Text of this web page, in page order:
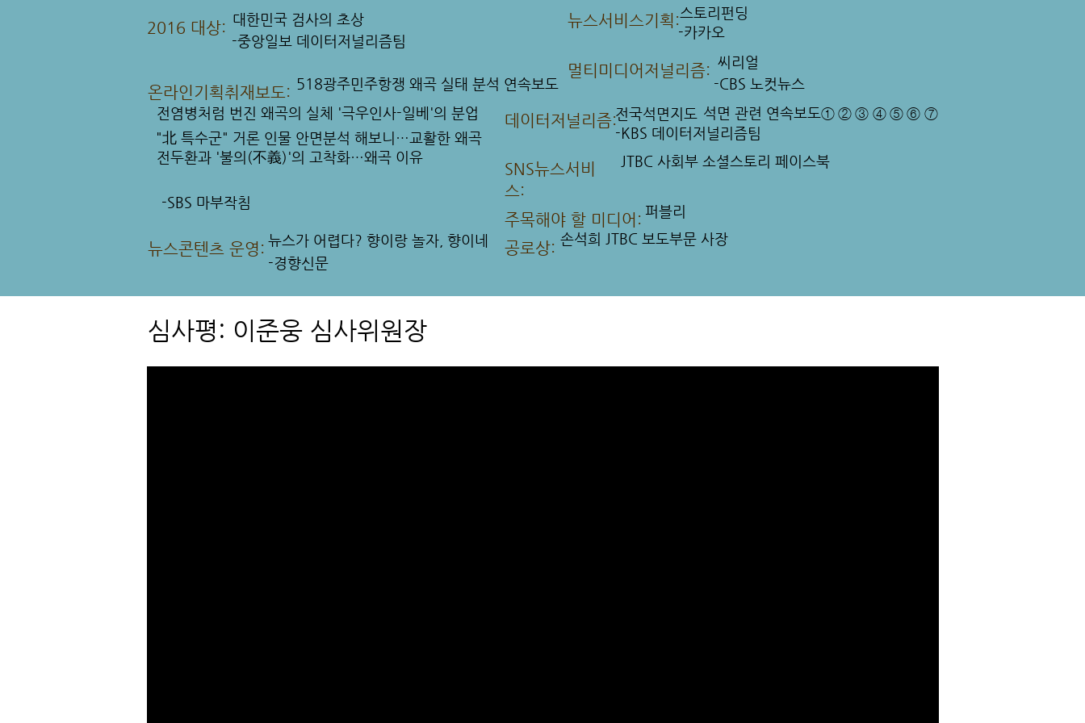
2016 대상:
온라인기획취재보도:
​멀티미디어저널리즘:
데이터저널리즘:
대한민국 검사의 초상
-중앙일보 데이터저널리즘팀
518광주민주항쟁 왜곡 실태 분석 연속보도
전염병처럼 번진 왜곡의 실체 '극우인사-일베'의 분업
"北 특수군" 거론 인물 안면분석 해보니…교활한 왜곡
전두환과 '불의(不義)'의 고착화…왜곡 이유
-SBS 마부작침
뉴스서비스기획:스토리펀딩
-카카오
씨리얼
-CBS 노컷뉴스
전국석면지도 석면 관련 연속보도①
-KBS 데이터저널리즘팀
②③ ④⑤⑥ ⑦
​뉴스콘텐츠 운영: 뉴스가 어렵다? 향이랑 놀자, 향이네
-경향신문
JTBC 사회부 소셜스토리 페이스북
SNS뉴스서비
스:
퍼블리
주목해야 할 미디어:
공로상:
손석희 JTBC 보도부문 사장
심사평: 이준웅 심사위원장